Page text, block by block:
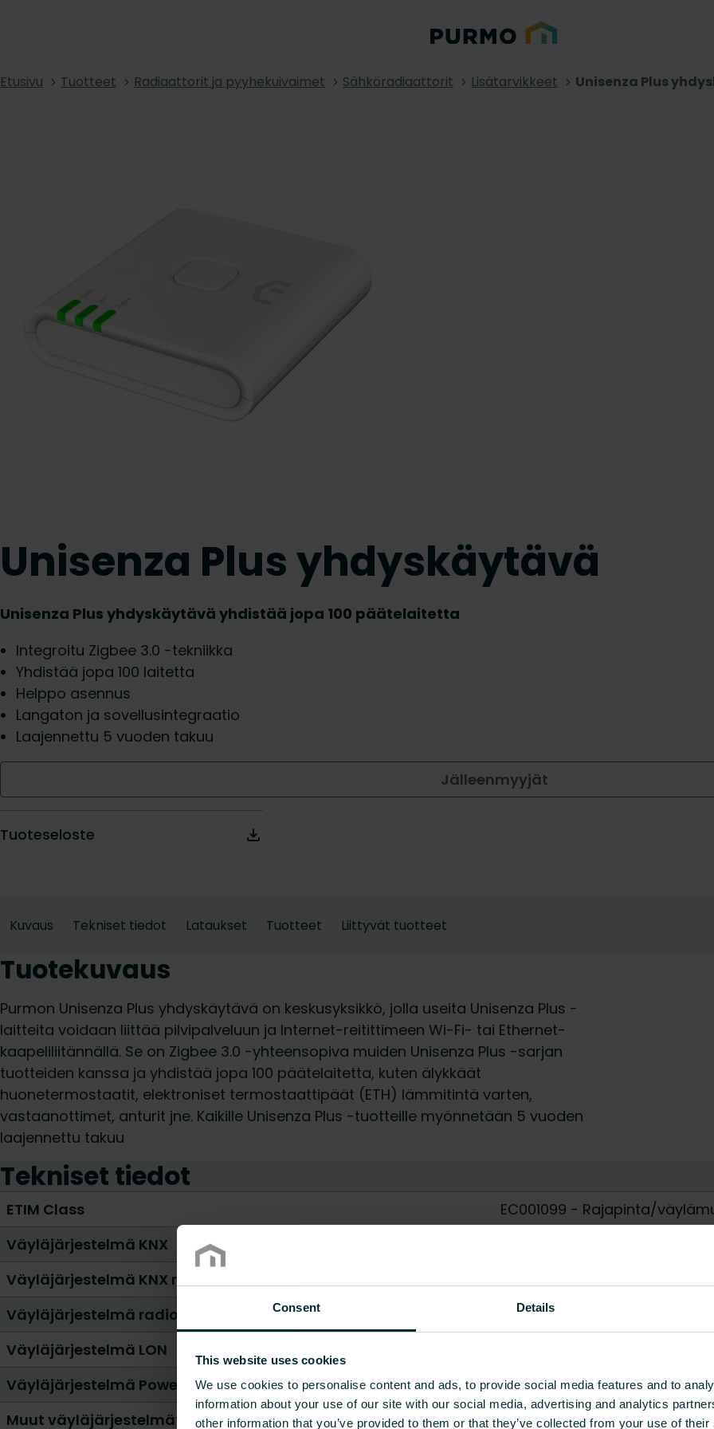
Consent Details
This website uses cookies
We use cookies to personalise content and ads, to provide social media features and to
information about your use of our site with our social media, advertising and analytics
other information that you’ve provided to them or that they’ve collected from your use of
Etusivu Tuotteet Radiaattorit ja pyyhekuivaimet Sähköradiaattorit Lisätarvikkeet Unisenza Plus
Unisenza Plus yhdyskäytävä
Unisenza Plus yhdyskäytävä yhdistää jopa 100 päätelaitetta
Integroitu Zigbee 3.0 -tekniikka
Yhdistää jopa 100 laitetta
Helppo asennus
Langaton ja sovellusintegraatio
Laajennettu 5 vuoden takuu
Jälleenmyyjät
Tuoteseloste
Kuvaus Tekniset tiedot Lataukset Tuotteet Liittyvät tuotteet
Tuotekuvaus
Purmon Unisenza Plus yhdyskäytävä on keskusyksikkö, jolla useita Unisenza Plus -
laitteita voidaan liittää pilvipalveluun ja Internet-reitittimeen Wi-Fi- tai Ethernet-
kaapeliliitännällä. Se on Zigbee 3.0 -yhteensopiva muiden Unisenza Plus -sarjan
tuotteiden kanssa ja yhdistää jopa 100 päätelaitetta, kuten älykkäät
huonetermostaatit, elektroniset termostaattipäät (ETH) lämmitintä varten,
vastaanottimet, anturit jne. Kaikille Unisenza Plus -tuotteille myönnetään 5 vuoden
laajennettu takuu
Tekniset tiedot
ETIM Class
EC001099 - Rajapinta/
Väyläjärjestelmä KNX
Väyläjärjestelmä KNX radio
Väyläjärjestelmä radiotaajuus
Väyläjärjestelmä LON
Väyläjärjestelmä Powernet
Ei
Muut väyläjärjestelmät
ZigBee